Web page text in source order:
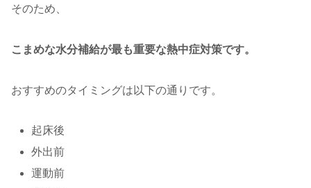
そのため、
こまめな水分補給が最も重要な熱中症対策です。
おすすめのタイミングは以下の通りです。
起床後
外出前
運動前